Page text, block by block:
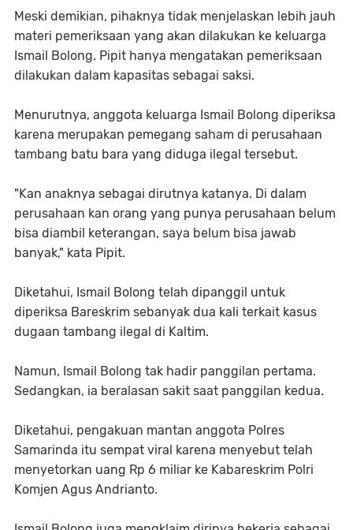
Meski demikian, pihaknya tidak menjelaskan lebih jauh
materi pemeriksaan yang akan dilakukan ke keluarga
Ismail Bolong. Pipit hanya mengatakan pemeriksaan
dilakukan dalam kapasitas sebagai saksi.
Menurutnya, anggota keluarga Ismail Bolong diperiksa
karena merupakan pemegang saham di perusahaan
tambang batu bara yang diduga ilegal tersebut.
"Kan anaknya sebagai dirutnya katanya. Di dalam
perusahaan kan orang yang punya perusahaan belum
bisa diambil keterangan, saya belum bisa jawab
banyak," kata Pipit.
Diketahui, Ismail Bolong telah dipanggil untuk
diperiksa Bareskrim sebanyak dua kali terkait kasus
dugaan tambang ilegal di Kaltim.
Namun, Ismail Bolong tak hadir panggilan pertama.
Sedangkan, ia beralasan sakit saat panggilan kedua.
Diketahui, pengakuan mantan anggota Polres
Samarinda itu sempat viral karena menyebut telah
menyetorkan uang Rp 6 miliar ke Kabareskrim Polri
Komjen Agus Andrianto.